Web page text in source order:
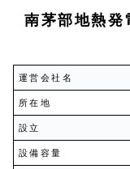
南茅部地熱発
運営会社名
所在地
設立
設備容量